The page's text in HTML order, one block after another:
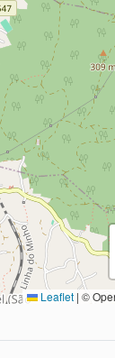
Leaflet | ©